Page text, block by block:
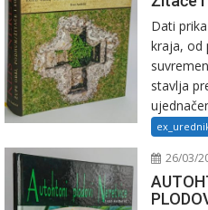
Dati
kraja, od
stavlja
26/03/